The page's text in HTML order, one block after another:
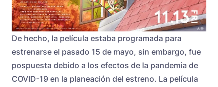
De hecho, la película estaba programada para
estrenarse el pasado 15 de mayo, sin embargo, fue
pospuesta debido a los efectos de la pandemia de
COVID-19 en la planeación del estreno. La película